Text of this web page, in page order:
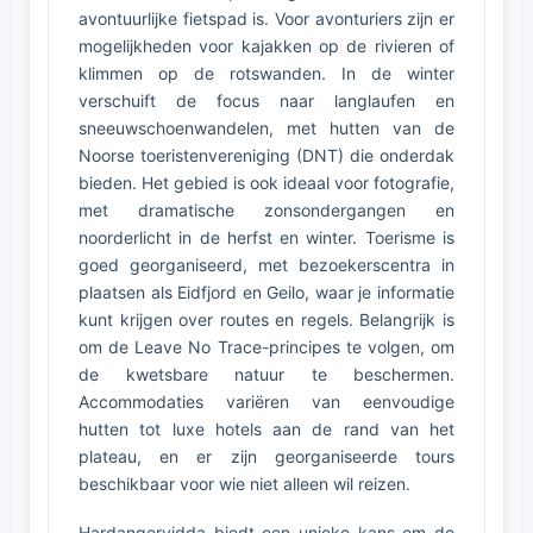
avontuurlijke fietspad is. Voor avonturiers zijn er
mogelijkheden voor kajakken op de rivieren of
klimmen op de rotswanden. In de winter
verschuift de focus naar langlaufen en
sneeuwschoenwandelen, met hutten van de
Noorse toeristenvereniging (DNT) die onderdak
bieden. Het gebied is ook ideaal voor fotografie,
met dramatische zonsondergangen en
noorderlicht in de herfst en winter. Toerisme is
goed georganiseerd, met bezoekerscentra in
plaatsen als Eidfjord en Geilo, waar je informatie
kunt krijgen over routes en regels. Belangrijk is
om de Leave No Trace-principes te volgen, om
de kwetsbare natuur te beschermen.
Accommodaties variëren van eenvoudige
hutten tot luxe hotels aan de rand van het
plateau, en er zijn georganiseerde tours
beschikbaar voor wie niet alleen wil reizen.